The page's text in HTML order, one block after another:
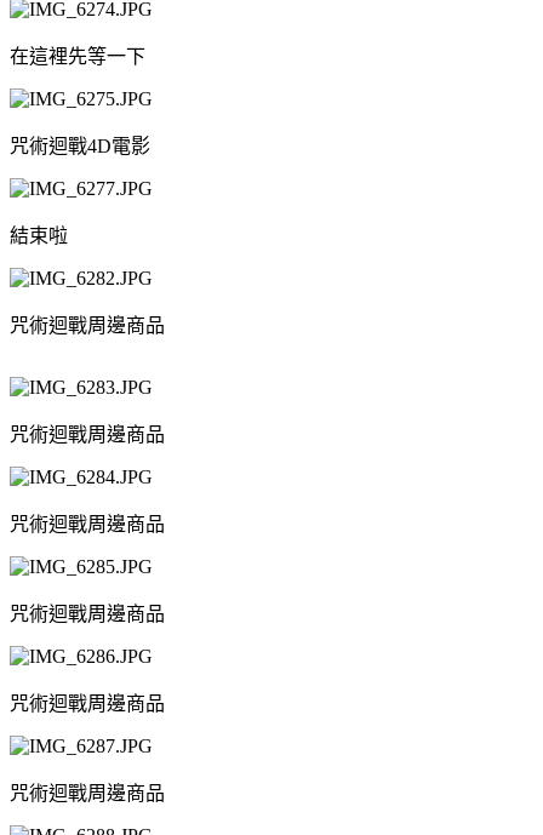
在這裡先等一下
咒術迴戰4D電影
結束啦
咒術迴戰周邊商品
咒術迴戰周邊商品
咒術迴戰周邊商品
咒術迴戰周邊商品
咒術迴戰周邊商品
咒術迴戰周邊商品